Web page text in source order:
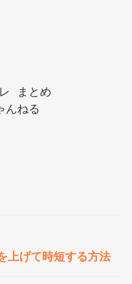
まとめ
んねる
上げて時短する方法